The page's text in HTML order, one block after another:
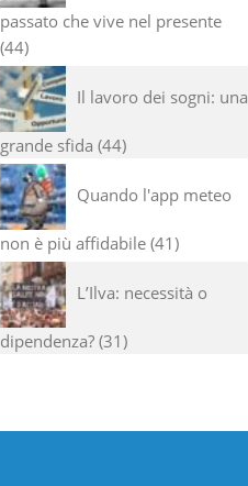
passato che vive nel presente
44
Il lavoro dei sogni: una
grande sfida 44
Quando l'app meteo
non è più affidabile 41
L’Ilva: necessità o
dipendenza? 31